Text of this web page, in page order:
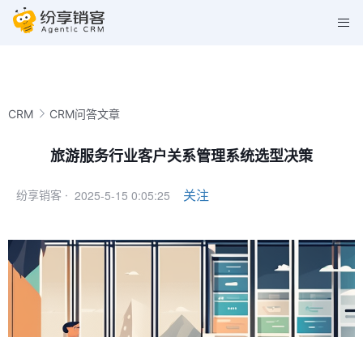
CRM CRM问答文章
旅游服务行业客户关系管理系统选型决策
纷享销客 · 2025-5-15 0:05:25 关注